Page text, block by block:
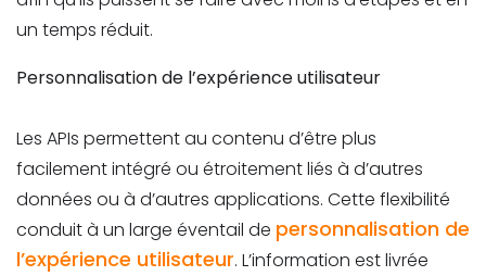
un temps réduit.
Personnalisation de l’expérience utilisateur
Les APIs permettent au contenu d’être plus
facilement intégré ou étroitement liés à d’autres
données ou à d’autres applications. Cette flexibilité
conduit à un large éventail de personnalisation de
l’expérience utilisateur. L’information est livrée